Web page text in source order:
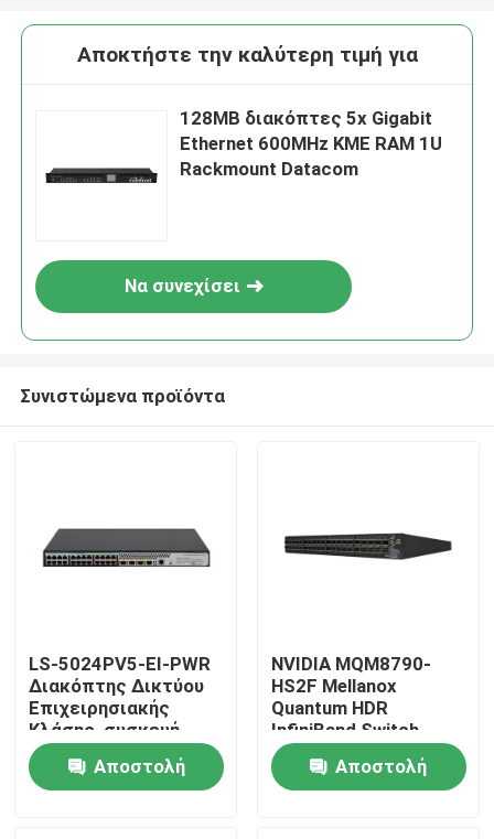
Σπίτι
Προϊόντα
Αποκτήστε την καλύτερη τιμή για
128MB διακόπτες 5x Gigabit
Ethernet 600MHz ΚΜΕ RAM 1U
Rackmount Datacom
Να συνεχίσει
Συνιστώμενα προϊόντα
LS-5024PV5-EI-PWR
Διακόπτης Δικτύου
Επιχειρησιακής
Κλάσης, συσκευή
ασύρματου δικτύου,
διακόπτης
πρόσβασης
Αποστολή
NVIDIA MQM8790-
HS2F Mellanox
Quantum HDR
InfiniBand Switch
200G Διαχειριστικό
40G ΕυφυήςΑποστολή